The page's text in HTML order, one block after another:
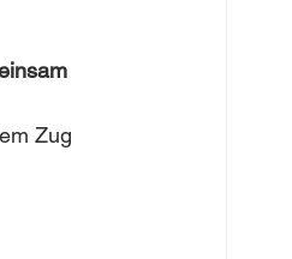
Zug